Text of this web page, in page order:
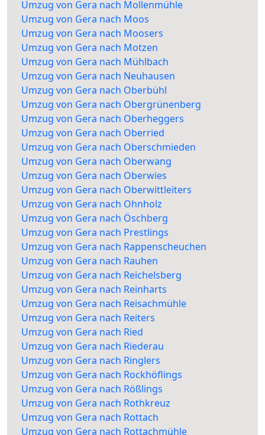
Umzug von Gera nach Mollenmühle
Umzug von Gera nach Moos
Umzug von Gera nach Moosers
Umzug von Gera nach Motzen
Umzug von Gera nach Mühlbach
Umzug von Gera nach Neuhausen
Umzug von Gera nach Oberbühl
Umzug von Gera nach Obergrünenberg
Umzug von Gera nach Oberheggers
Umzug von Gera nach Oberried
Umzug von Gera nach Oberschmieden
Umzug von Gera nach Oberwang
Umzug von Gera nach Oberwies
Umzug von Gera nach Oberwittleiters
Umzug von Gera nach Ohnholz
Umzug von Gera nach Öschberg
Umzug von Gera nach Prestlings
Umzug von Gera nach Rappenscheuchen
Umzug von Gera nach Rauhen
Umzug von Gera nach Reichelsberg
Umzug von Gera nach Reinharts
Umzug von Gera nach Reisachmühle
Umzug von Gera nach Reiters
Umzug von Gera nach Ried
Umzug von Gera nach Riederau
Umzug von Gera nach Ringlers
Umzug von Gera nach Rockhöflings
Umzug von Gera nach Rößlings
Umzug von Gera nach Rothkreuz
Umzug von Gera nach Rottach
Umzug von Gera nach Rottachmühle